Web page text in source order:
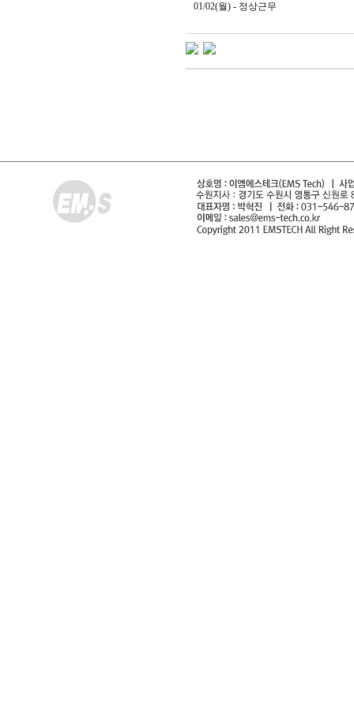
01/02(월) - 정상근무